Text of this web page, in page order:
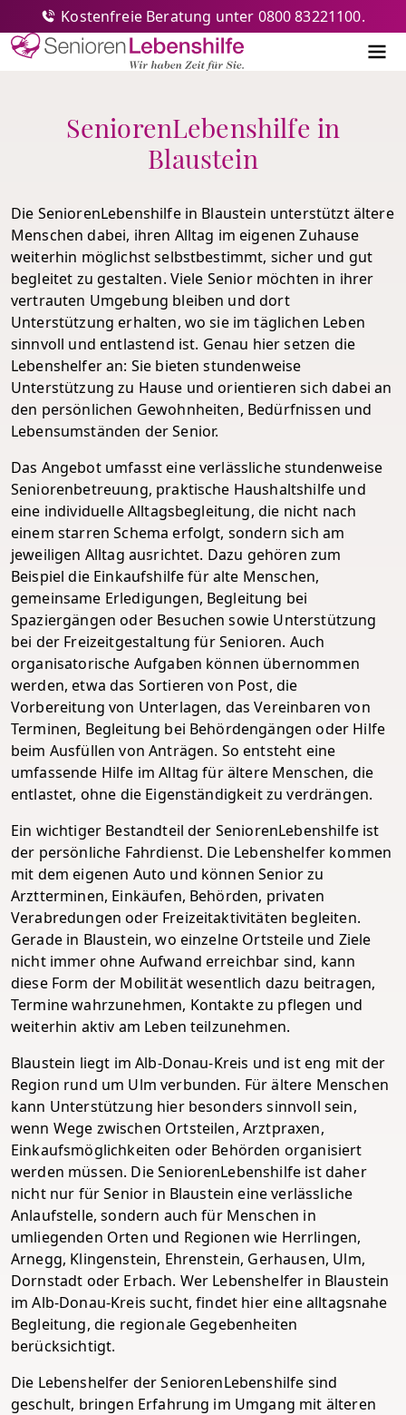
Senioren-Lebenshilfe
Kostenfreie Beratung unter 0800 83221100.
SeniorenLebenshilfe in
Blaustein
Die SeniorenLebenshilfe in Blaustein unterstützt ältere
Menschen dabei, ihren Alltag im eigenen Zuhause
weiterhin möglichst selbstbestimmt, sicher und gut
begleitet zu gestalten. Viele Senior möchten in ihrer
vertrauten Umgebung bleiben und dort
Unterstützung erhalten, wo sie im täglichen Leben
sinnvoll und entlastend ist. Genau hier setzen die
Lebenshelfer an: Sie bieten stundenweise
Unterstützung zu Hause und orientieren sich dabei an
den persönlichen Gewohnheiten, Bedürfnissen und
Lebensumständen der Senior.
Das Angebot umfasst eine verlässliche stundenweise
Seniorenbetreuung, praktische Haushaltshilfe und
eine individuelle Alltagsbegleitung, die nicht nach
einem starren Schema erfolgt, sondern sich am
jeweiligen Alltag ausrichtet. Dazu gehören zum
Beispiel die Einkaufshilfe für alte Menschen,
gemeinsame Erledigungen, Begleitung bei
Spaziergängen oder Besuchen sowie Unterstützung
bei der Freizeitgestaltung für Senioren. Auch
organisatorische Aufgaben können übernommen
werden, etwa das Sortieren von Post, die
Vorbereitung von Unterlagen, das Vereinbaren von
Terminen, Begleitung bei Behördengängen oder Hilfe
beim Ausfüllen von Anträgen. So entsteht eine
umfassende Hilfe im Alltag für ältere Menschen, die
entlastet, ohne die Eigenständigkeit zu verdrängen.
Ein wichtiger Bestandteil der SeniorenLebenshilfe ist
der persönliche Fahrdienst. Die Lebenshelfer kommen
mit dem eigenen Auto und können Senior zu
Arztterminen, Einkäufen, Behörden, privaten
Verabredungen oder Freizeitaktivitäten begleiten.
Gerade in Blaustein, wo einzelne Ortsteile und Ziele
nicht immer ohne Aufwand erreichbar sind, kann
diese Form der Mobilität wesentlich dazu beitragen,
Termine wahrzunehmen, Kontakte zu pflegen und
weiterhin aktiv am Leben teilzunehmen.
Blaustein liegt im Alb-Donau-Kreis und ist eng mit der
Region rund um Ulm verbunden. Für ältere Menschen
kann Unterstützung hier besonders sinnvoll sein,
wenn Wege zwischen Ortsteilen, Arztpraxen,
Einkaufsmöglichkeiten oder Behörden organisiert
werden müssen. Die SeniorenLebenshilfe ist daher
nicht nur für Senior in Blaustein eine verlässliche
Anlaufstelle, sondern auch für Menschen in
umliegenden Orten und Regionen wie Herrlingen,
Arnegg, Klingenstein, Ehrenstein, Gerhausen, Ulm,
Dornstadt oder Erbach. Wer Lebenshelfer in Blaustein
im Alb-Donau-Kreis sucht, findet hier eine alltagsnahe
Begleitung, die regionale Gegebenheiten
berücksichtigt.
Die Lebenshelfer der SeniorenLebenshilfe sind
geschult, bringen Erfahrung im Umgang mit älteren